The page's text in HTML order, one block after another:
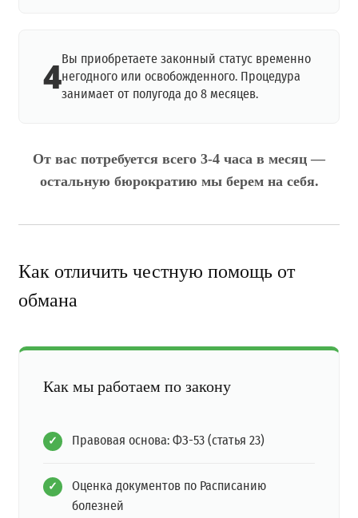
4Вы приобретаете законный статус временно
негодного или освобожденного. Процедура
занимает от полугода до 8 месяцев.
От вас потребуется всего 3-4 часа в месяц —
остальную бюрократию мы берем на себя.
Как отличить честную помощь от
обмана
Как мы работаем по закону
Правовая основа: ФЗ-53 (статья 23)
Оценка документов по Расписанию
болезней